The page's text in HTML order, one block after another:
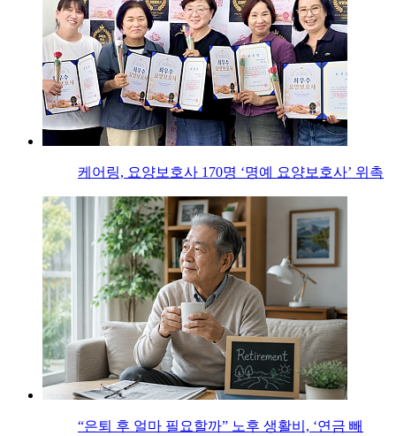
케어링, 요양보호사 170명 ‘명예 요양보호사’ 위촉
“은퇴 후 얼마 필요할까” 노후 생활비, ‘연금 빼